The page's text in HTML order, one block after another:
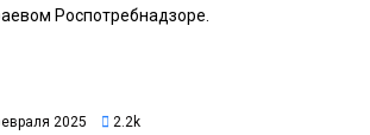
Роспотребнадзоре.
2025 2.2k